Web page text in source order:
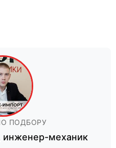
ПОДБОРУ
инженер-механик